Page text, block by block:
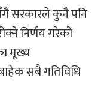
सरकारले कुनै पनि
निर्णय गरेको
मूख्य
सबै गतिविधि